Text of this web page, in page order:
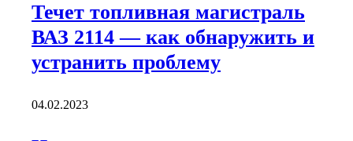
Течет топливная магистраль
ВАЗ 2114 — как обнаружить и
устранить проблему
04.02.2023